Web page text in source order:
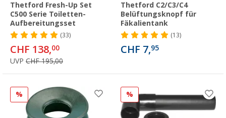
Thetford Fresh-Up Set
C500 Serie Toiletten-
Aufbereitungsset
(33)
CHF 138,00
UVP CHF 195,00
Thetford C2/C3/C4
Belüftungsknopf für
Fäkalientank
(13)
CHF 7,95
% %